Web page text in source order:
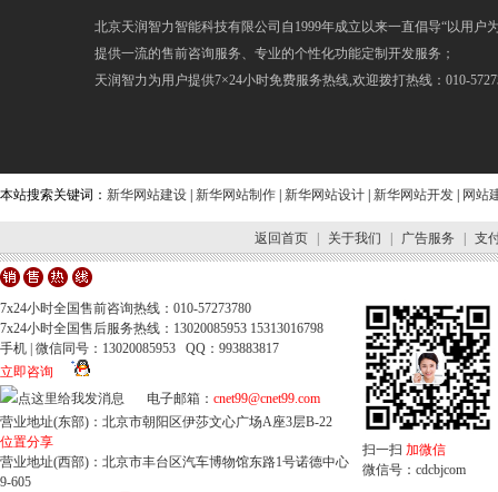
北京天润智力智能科技有限公司自1999年成立以来一直倡导“以用户
提供一流的售前咨询服务、专业的个性化功能定制开发服务；
天润智力为用户提供7×24小时免费服务热线,欢迎拨打热线：010-
本站搜索关键词： 新华网站建设 新华网站制作 新华网站设计 新华网站开发 网站
返回首页 关于我们 广告服务 支
7x24小时全国售前咨询热线：010-57273780
7x24小时全国售后服务热线：13020085953 15313016798
手机 | 微信同号：13020085953 QQ：993883817
立即咨询
电子邮箱： cnet99@cnet99.com
营业地址(东部)：北京市朝阳区伊莎文心广场A座3层B-22
位置分享
营业地址(西部)：北京市丰台区汽车博物馆东路1号诺德中心
9-605
扫一扫 加微信
微信号：cdcbjcom